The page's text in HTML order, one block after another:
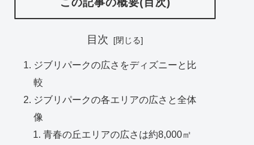
この記事の概要(目次)
目次
ジブリパークの広さをディズニーと比
較
ジブリパークの各エリアの広さと全体
像
青春の丘エリアの広さは約8,000㎡